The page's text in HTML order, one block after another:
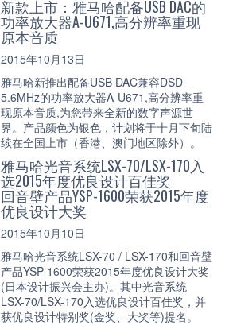
新款上市：雅马哈配备USB DAC的
功率放大器A-U671,高分辨率重现
原本音质
2015年10月13日
雅马哈新推出配备USB DAC兼容DSD
5.6MHz的功率放大器A-U671,高分辨率重
现原本音质,为您带来全新的数字声源世
界。产品颜色为银色，计划将于十月下旬陆
续在全国上市（香港、澳门地区除外）。
雅马哈光音系统LSX-70/LSX-170入
选2015年度优良设计百佳奖
回音壁产品YSP-1600荣获2015年度
优良设计大奖
2015年10月10日
雅马哈光音系统LSX-70 / LSX-170和回音壁
产品YSP-1600荣获2015年度优良设计大奖
(日本设计振兴会主办)。其中光音系统
LSX-70/LSX-170入选优良设计百佳奖，并
获优良设计特别奖(金奖、大奖等)提名。